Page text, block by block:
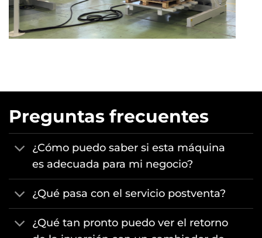
Preguntas frecuentes
¿Cómo puedo saber si esta máquina
es adecuada para mi negocio?
¿Qué pasa con el servicio postventa?
¿Qué tan pronto puedo ver el retorno